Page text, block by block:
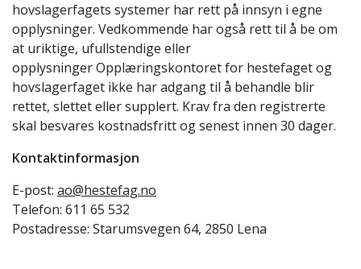
hovslagerfagets systemer har rett på innsyn i egne
opplysninger. Vedkommende har også rett til å be om
at uriktige, ufullstendige eller
opplysninger Opplæringskontoret for hestefaget og
hovslagerfaget ikke har adgang til å behandle blir
rettet, slettet eller supplert. Krav fra den registrerte
skal besvares kostnadsfritt og senest innen 30 dager.
Kontaktinformasjon
E-post: ao@hestefag.no
Telefon: 611 65 532
Postadresse: Starumsvegen 64, 2850 Lena